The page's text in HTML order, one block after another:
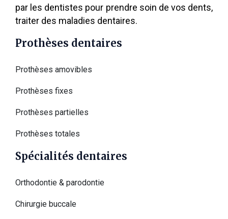
par les dentistes pour prendre soin de vos dents,
traiter des maladies dentaires.
Prothèses dentaires
Prothèses amovibles
Prothèses fixes
Prothèses partielles
Prothèses totales
Spécialités dentaires
Orthodontie & parodontie
Chirurgie buccale